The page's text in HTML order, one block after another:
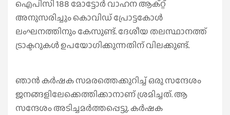
ഐപിസി 188 മോട്ടോര്‍ വാഹന ആക്റ്റ്
അനുസരിച്ചും കൊവിഡ് പ്രോട്ടകോള്‍
ലംഘനത്തിനും കേസുണ്ട്. ദേശീയ തലസ്ഥാനത്ത്
ട്രാക്ടറുകള്‍ ഉപയോഗിക്കുന്നതിന് വിലക്കുണ്ട്.
ഞാന്‍ കര്‍ഷക സമരത്തെക്കുറിച്ച്‌ ഒരു സന്ദേശം
ജനങ്ങളിലേക്കെത്തിക്കാനാണ് ശ്രമിച്ചത്. ആ
സന്ദേശം അടിച്ചമര്‍ത്തപ്പെട്ടു. കര്‍ഷക